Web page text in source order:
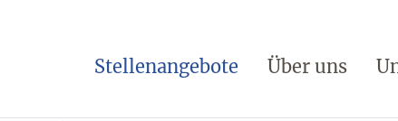
Stellenangebote Über uns